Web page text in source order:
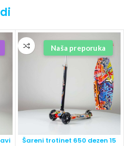
Naša preporuka
Šareni trotinet 650 dezen 15